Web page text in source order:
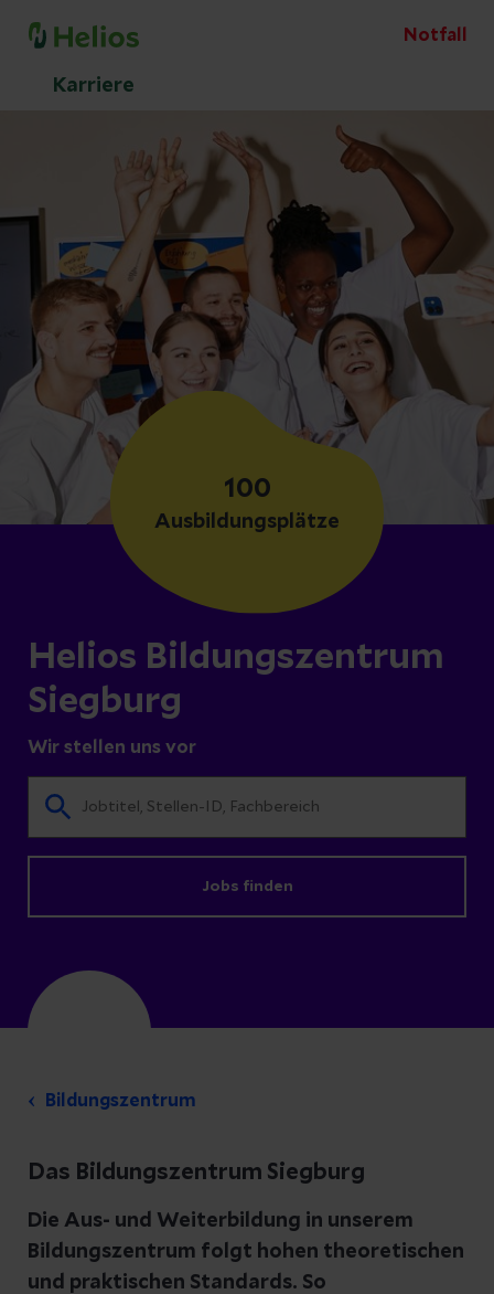
Notfall
Karriere
Helios Bildungszentrum
Siegburg
Wir stellen uns vor
Jobs finden
100
Ausbildungsplätze
Bildungszentrum
Das Bildungszentrum Siegburg
Die Aus- und Weiterbildung in unserem
Bildungszentrum folgt hohen theoretischen
und praktischen Standards. So